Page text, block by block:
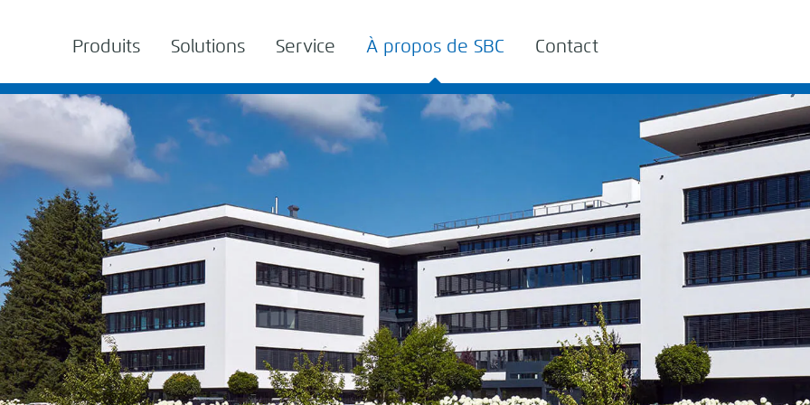
Produits Solutions Service À propos de SBC Contact